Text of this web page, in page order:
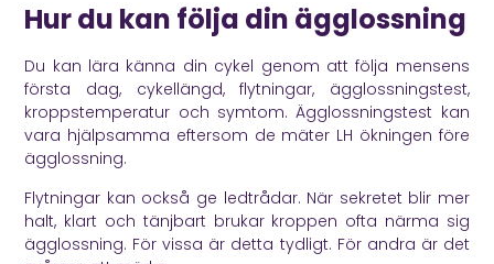
Hur du kan följa din ägglossning
Du kan lära känna din cykel genom att följa mensens
första dag, cykellängd, flytningar, ägglossningstest,
kroppstemperatur och symtom. Ägglossningstest kan
vara hjälpsamma eftersom de mäter LH ökningen före
ägglossning.
Flytningar kan också ge ledtrådar. När sekretet blir mer
halt, klart och tänjbart brukar kroppen ofta närma sig
ägglossning. För vissa är detta tydligt. För andra är det